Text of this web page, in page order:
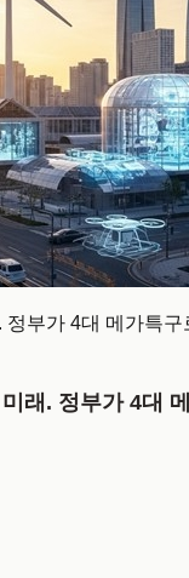
정부가 4대 메가특
래. 정부가 4대